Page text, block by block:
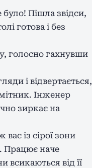
Пішла звідси,
готова і без
голосно гахнувши
і відвертається,
Інженер
зиркає на
із сірої зони
Працює наче
від її